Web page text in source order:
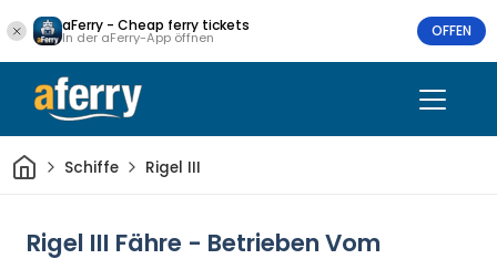
aFerry - Cheap ferry tickets
In der aFerry-App öffnen OFFEN
HeimSchiffe Rigel III
Rigel III Fähre - Betrieben Vom